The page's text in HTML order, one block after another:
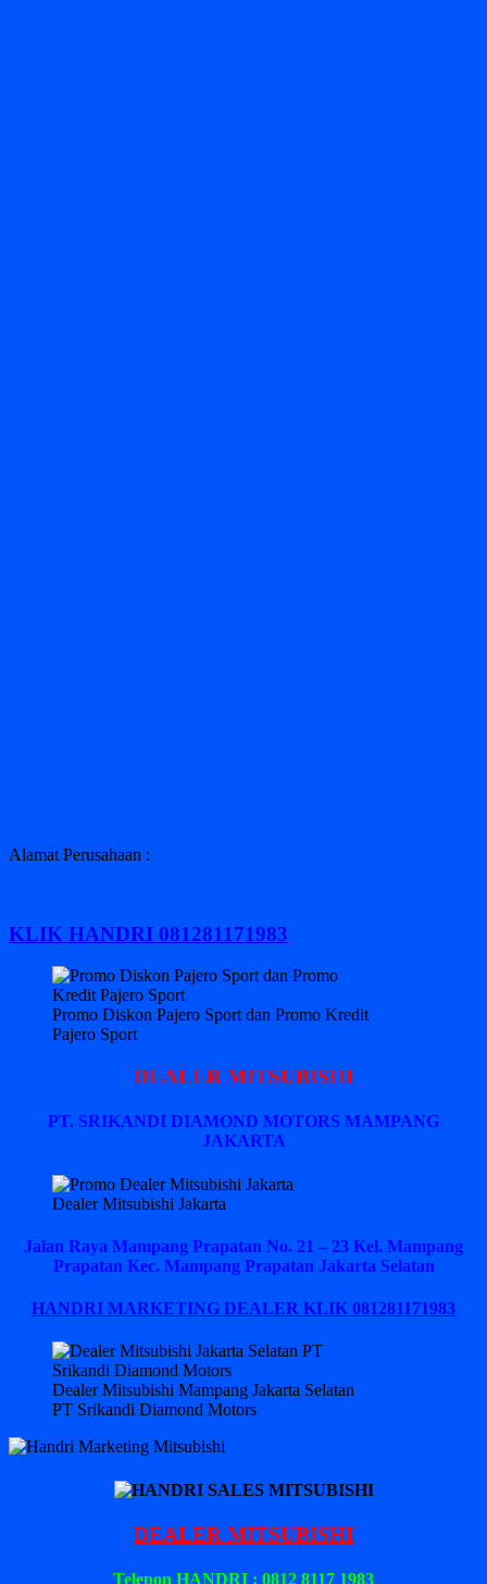
Alamat Perusahaan :
KLIK HANDRI 081281171983
Promo Diskon Pajero Sport dan Promo Kredit
Pajero Sport
DEALER MITSUBISHI
PT. SRIKANDI DIAMOND MOTORS MAMPANG
JAKARTA
Dealer Mitsubishi Jakarta
Jalan Raya Mampang Prapatan No. 21 – 23 Kel. Mampang
Prapatan Kec. Mampang Prapatan Jakarta Selatan
HANDRI MARKETING DEALER KLIK 081281171983
Dealer Mitsubishi Mampang Jakarta Selatan
PT Srikandi Diamond Motors
DEALER MITSUBISHI
Telepon HANDRI : 0812 8117 1983